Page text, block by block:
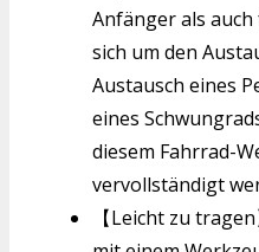
Anfänger als
sich um den
Austausch eines
eines
diesem Fahrrad-
vervollständigt
【Leicht zu